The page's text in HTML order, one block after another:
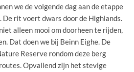
we de volgende dag aan de etappe
De rit voert dwars door de Highlands.
alleen mooi om doorheen te rijden,
Dat doen we bij Beinn Eighe. De
Reserve rondom deze berg
Opvallend zijn het stevige